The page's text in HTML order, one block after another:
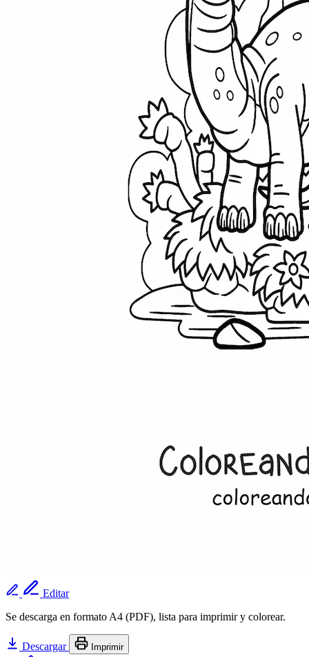
Editar
Se descarga en formato A4 (PDF), lista para imprimir y colorear.
Descargar Imprimir